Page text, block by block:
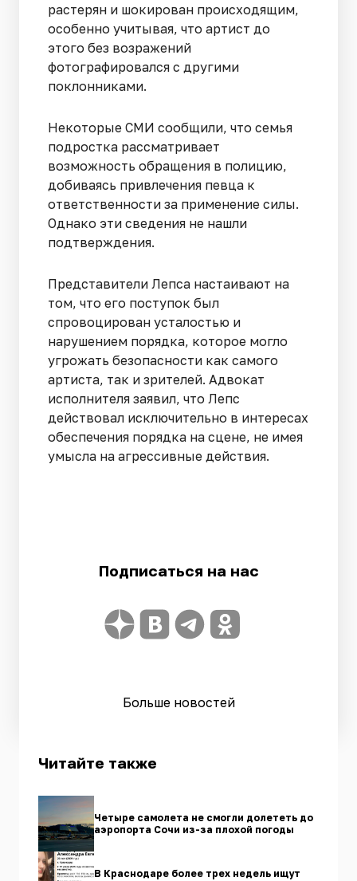
растерян и шокирован происходящим,
особенно учитывая, что артист до
этого без возражений
фотографировался с другими
поклонниками.
Некоторые СМИ сообщили, что семья
подростка рассматривает
возможность обращения в полицию,
добиваясь привлечения певца к
ответственности за применение силы.
Однако эти сведения не нашли
подтверждения.
Представители Лепса настаивают на
том, что его поступок был
спровоцирован усталостью и
нарушением порядка, которое могло
угрожать безопасности как самого
артиста, так и зрителей. Адвокат
исполнителя заявил, что Лепс
действовал исключительно в интересах
обеспечения порядка на сцене, не имея
умысла на агрессивные действия.
Подписаться на нас
Больше новостей
Читайте также
Четыре самолета не смогли долететь до
аэропорта Сочи из-за плохой погоды
В Краснодаре более трех недель ищут